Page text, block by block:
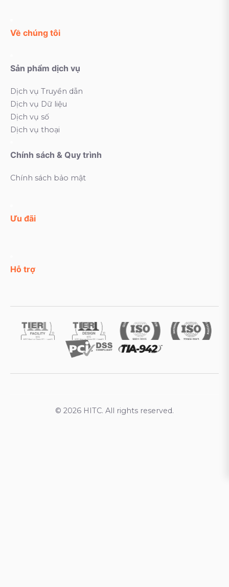
Về chúng tôi
Sản phẩm dịch vụ
Dịch vụ Truyền dẫn
Dịch vụ Dữ liệu
Dịch vụ số
Dịch vụ thoại
Chính sách & Quy trình
Chính sách bảo mật
Ưu đãi
Hỗ trợ
© 2026 HITC. All rights reserved.